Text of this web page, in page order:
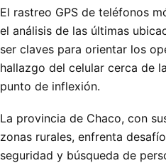
El rastreo GPS de teléfonos
el análisis de las últimas
ser claves para orientar los
hallazgo del celular cerca de
punto de inflexión.
La provincia de Chaco, con
zonas rurales, enfrenta
seguridad y búsqueda de